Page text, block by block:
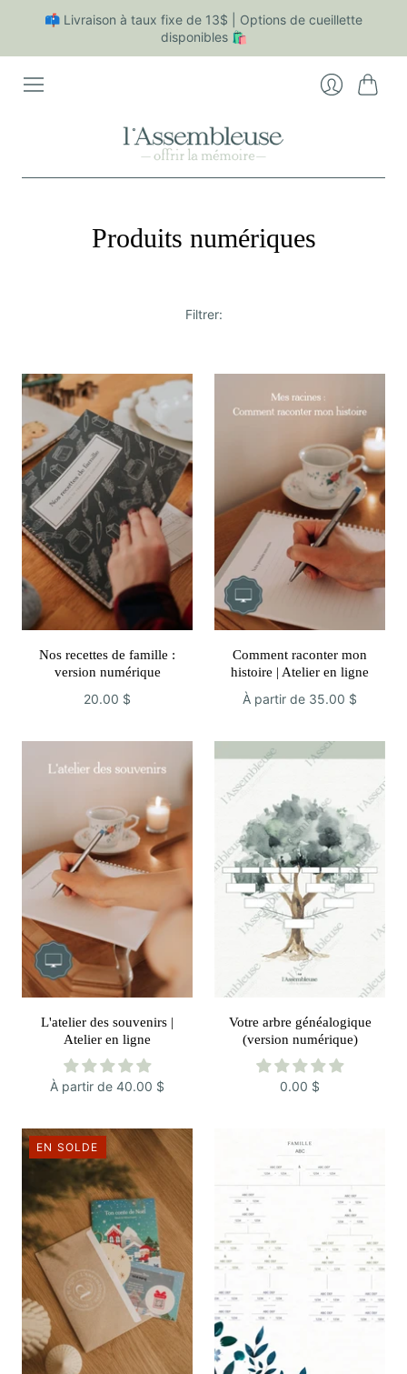
📫 Livraison à taux fixe de 13$ | Options de cueillette
disponibles 🛍
Produits numériques
Filtrer:
Nos recettes de famille :
version numérique
20.00 $
Comment raconter mon
histoire | Atelier en ligne
À partir de 35.00 $
L'atelier des souvenirs |
Atelier en ligne
À partir de 40.00 $
Votre arbre généalogique
(version numérique)
0.00 $
EN SOLDE